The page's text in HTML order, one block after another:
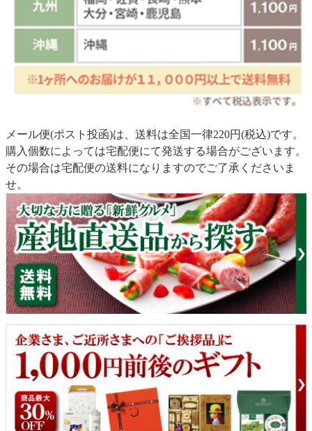
メール便(ポスト投函)は、送料は全国一律220円(税込)です。
購入個数によっては宅配便にて発送する場合がございます。
その場合は宅配便の送料になりますのでご了承くださいま
せ。